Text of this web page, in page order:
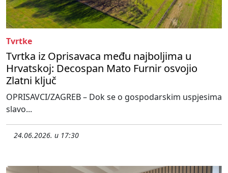
Tvrtke
Tvrtka iz Oprisavaca među najboljima u
Hrvatskoj: Decospan Mato Furnir osvojio
Zlatni ključ
OPRISAVCI/ZAGREB – Dok se o gospodarskim uspjesima
slavo...
24.06.2026. u 17:30